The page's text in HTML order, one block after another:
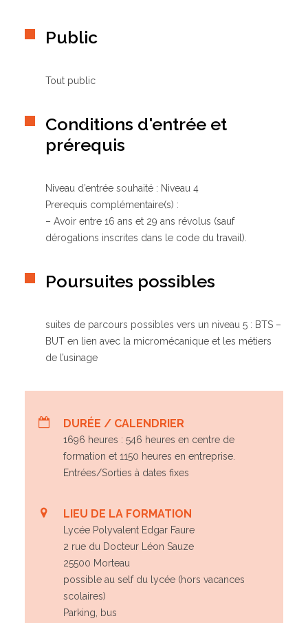
Public
Tout public
Conditions d'entrée et
prérequis
Niveau d’entrée souhaité : Niveau 4
Prerequis complémentaire(s) :
– Avoir entre 16 ans et 29 ans révolus (sauf
dérogations inscrites dans le code du travail).
Poursuites possibles
suites de parcours possibles vers un niveau 5 : BTS –
BUT en lien avec la micromécanique et les métiers
de l’usinage
DURÉE / CALENDRIER
1696 heures : 546 heures en centre de
formation et 1150 heures en entreprise.
Entrées/Sorties à dates fixes
LIEU DE LA FORMATION
Lycée Polyvalent Edgar Faure
2 rue du Docteur Léon Sauze
25500 Morteau
possible au self du lycée (hors vacances
scolaires)
Parking, bus